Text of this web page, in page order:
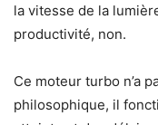
la vitesse de la
productivité, non.
Ce moteur turbo n’a
philosophique, il